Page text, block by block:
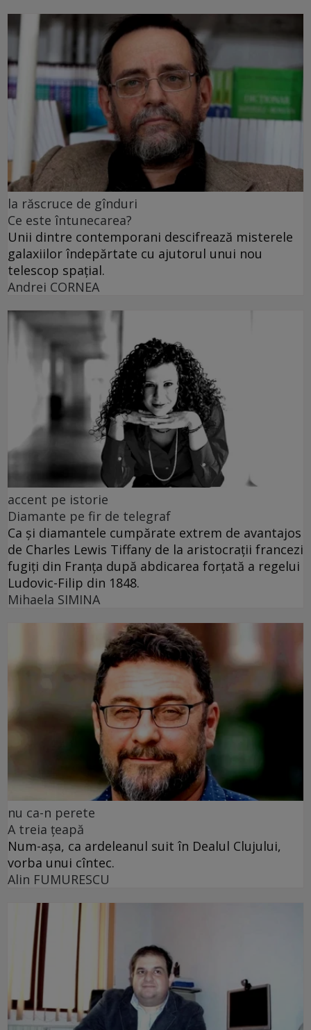
la răscruce de gînduri
Ce este întunecarea?
Unii dintre contemporani descifrează misterele
galaxiilor îndepărtate cu ajutorul unui nou
telescop spațial.
Andrei CORNEA
accent pe istorie
Diamante pe fir de telegraf
Ca și diamantele cumpărate extrem de avantajos
de Charles Lewis Tiffany de la aristocrații francezi
fugiți din Franța după abdicarea forțată a regelui
Ludovic-Filip din 1848.
Mihaela SIMINA
nu ca-n perete
A treia țeapă
Num-așa, ca ardeleanul suit în Dealul Clujului,
vorba unui cîntec.
Alin FUMURESCU